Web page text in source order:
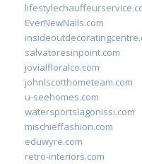
EverNewNails.com
salvatoresinpoint.com
jovialfloralco.com
johnlscotthometeam.com
u-seehomes.com
watersportslagonissi.com
mischieffashion.com
eduwyre.com
retro-interiors.com